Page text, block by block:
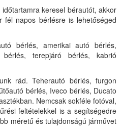
keresel bérautót, akkor
napos bérlésre is lehetőséged
bérlés, amerikai autó bérlés,
terepjáró bérlés, kabrió
rád. Teherautó bérlés, furgon
bérlés, Iveco bérlés, Ducato
Nemcsak sokféle fotóval,
feltételekkel is a segítségedre
méretű és tulajdonságú járművet